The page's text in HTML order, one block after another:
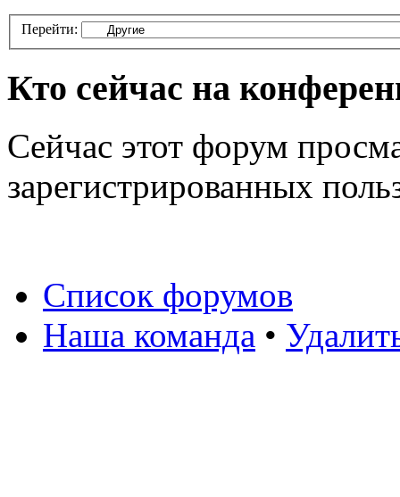
Перейти:
Кто сейчас на
Сейчас этот форум
зарегистрированных
Список форумов
Наша команда •